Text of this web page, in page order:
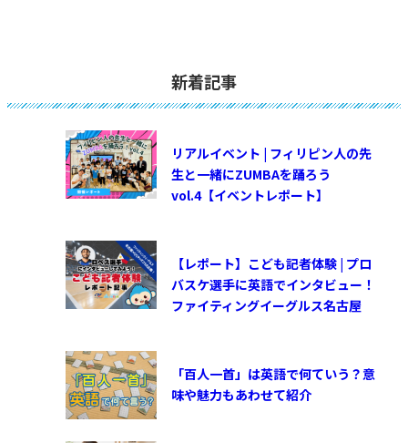
新着記事
リアルイベント | フィリピン人の先
生と一緒にZUMBAを踊ろう
vol.4【イベントレポート】
【レポート】こども記者体験 | プロ
バスケ選手に英語でインタビュー！
ファイティングイーグルス名古屋
「百人一首」は英語で何ていう？意
味や魅力もあわせて紹介